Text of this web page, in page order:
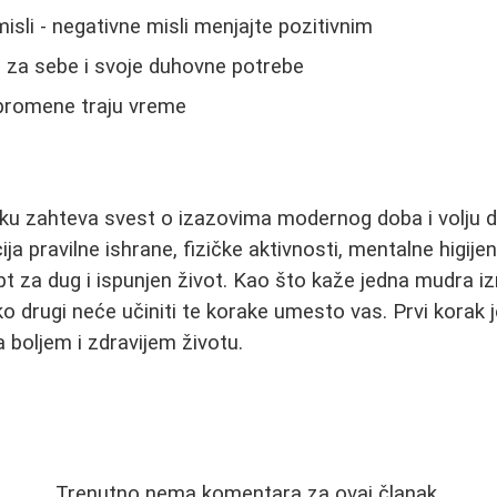
- negativne misli menjajte pozitivnim
sebe i svoje duhovne potrebe
traju vreme
zahteva svest o izazovima modernog doba i volju
pravilne ishrane, fizičke aktivnosti, mentalne
za dug i ispunjen život. Kao što kaže jedna mudra
drugi neće učiniti te korake umesto vas. Prvi korak
boljem i zdravijem životu.